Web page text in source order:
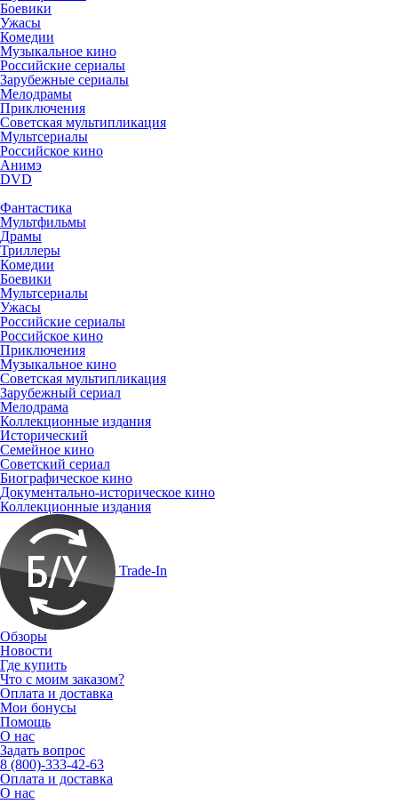
Боевики
Ужасы
Комедии
Музыкальное кино
Российские сериалы
Зарубежные сериалы
Мелодрамы
Приключения
Советская мультипликация
Мультсериалы
Российское кино
Анимэ
DVD
Фантастика
Мультфильмы
Драмы
Триллеры
Комедии
Боевики
Мультсериалы
Ужасы
Российские сериалы
Российское кино
Приключения
Музыкальное кино
Советская мультипликация
Зарубежный сериал
Мелодрама
Коллекционные издания
Исторический
Семейное кино
Советский сериал
Биографическое кино
Документально-историческое кино
Коллекционные издания
Trade-In
Обзоры
Новости
Где купить
Что с моим заказом?
Оплата и доставка
Мои бонусы
Помощь
О нас
Задать вопрос
8 (800)-333-42-63
Оплата и доставка
О нас